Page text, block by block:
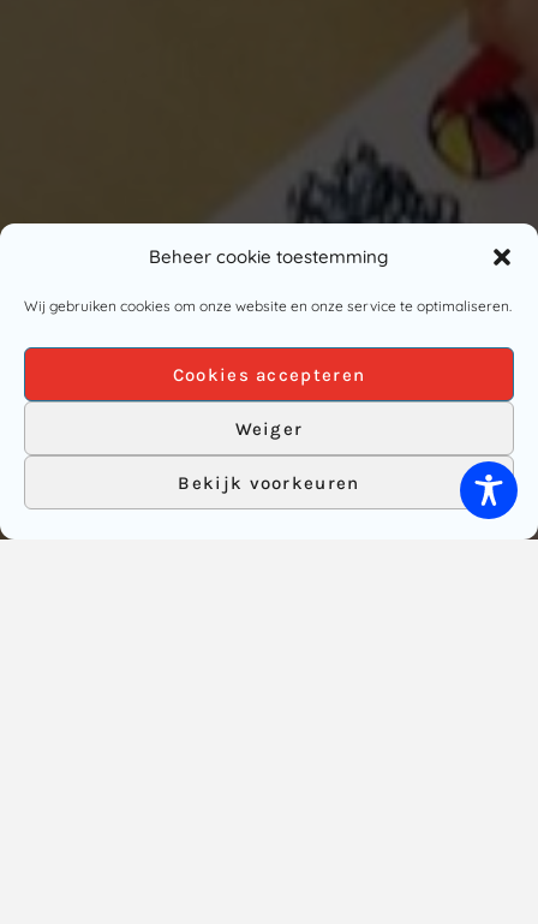
Beheer cookie toestemming
Wij gebruiken cookies om onze website en onze service te optimaliseren.
Cookies accepteren
Weiger
Bekijk voorkeuren